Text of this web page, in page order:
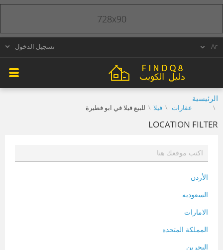
تسجيل الدخول
الرئيسية
عقارات فيلا للبيع فيلا في ابو فطيرة
LOCATION FILTER
الأردن
السعوديه
الامارات
المملكة المتحده
البحرين
728x90